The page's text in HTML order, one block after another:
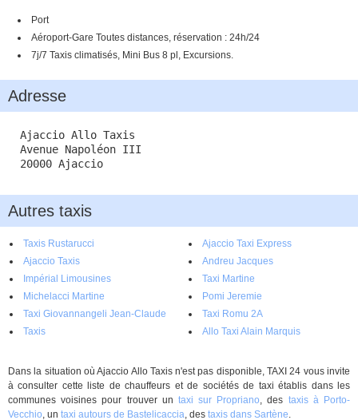
Port
Aéroport-Gare Toutes distances, réservation : 24h/24
7j/7 Taxis climatisés, Mini Bus 8 pl, Excursions.
Adresse
Ajaccio Allo Taxis
Avenue Napoléon III
20000 Ajaccio
Autres taxis
Taxis Rustarucci
Ajaccio Taxi Express
Ajaccio Taxis
Andreu Jacques
Impérial Limousines
Taxi Martine
Michelacci Martine
Pomi Jeremie
Taxi Giovannangeli Jean-Claude
Taxi Romu 2A
Taxis
Allo Taxi Alain Marquis
Dans la situation où Ajaccio Allo Taxis n'est pas disponible, TAXI 24 vous invite
à consulter cette liste de chauffeurs et de sociétés de taxi établis dans les
communes voisines pour trouver un taxi sur Propriano, des taxis à Porto-
Vecchio, un taxi autours de Bastelicaccia, des taxis dans Sartène.